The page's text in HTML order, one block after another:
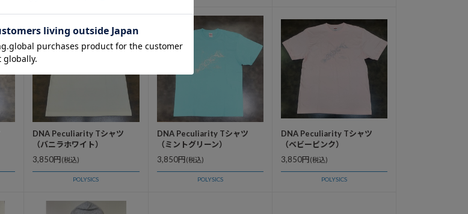
DNA Peculiarity Tシャツ
（バニラホワイト）
3,850円(税込)
POLYSICS
DNA Peculiarity Tシャツ
（ミントグリーン）
3,850円(税込)
POLYSICS
DNA Peculiarity Tシャツ
（ベビーピンク）
3,850円(税込)
POLYSICS